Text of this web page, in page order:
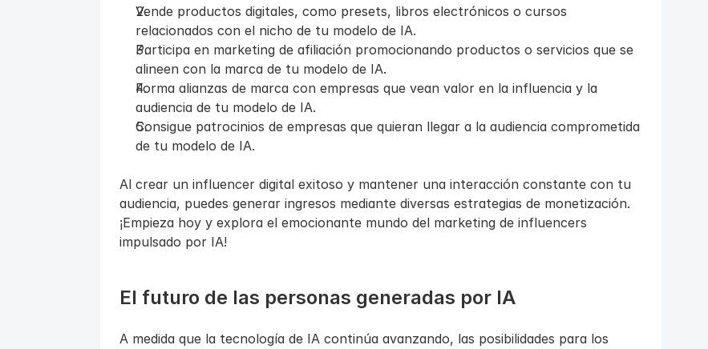
Vende productos digitales, como presets, libros electrónicos o cursos
relacionados con el nicho de tu modelo de IA.
Participa en marketing de afiliación promocionando productos o servicios que se
alineen con la marca de tu modelo de IA.
Forma alianzas de marca con empresas que vean valor en la influencia y la
audiencia de tu modelo de IA.
Consigue patrocinios de empresas que quieran llegar a la audiencia comprometida
de tu modelo de IA.
Al crear un influencer digital exitoso y mantener una interacción constante con tu
audiencia, puedes generar ingresos mediante diversas estrategias de monetización.
¡Empieza hoy y explora el emocionante mundo del marketing de influencers
impulsado por IA!
El futuro de las personas generadas por IA
A medida que la tecnología de IA continúa avanzando, las posibilidades para los